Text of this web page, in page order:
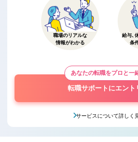
職場のリアルな
情報がわかる
給与、
条
あなたの転職をプロと一
転職サポートにエント
サービスについて詳しく